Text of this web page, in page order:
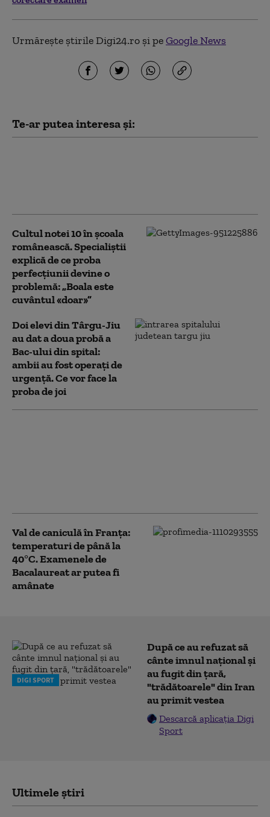
Urmărește știrile Digi24.ro și peGoogle News
Te-ar putea interesa și:
Cultul notei 10 în școala
românească. Specialiștii
explică de ce proba
perfecțiunii devine o
problemă: „Boala este
cuvântul «doar»”
Doi elevi din Târgu-Jiu
au dat a doua probă a
Bac-ului din spital:
ambii au fost operați de
urgență. Ce vor face la
proba de joi
Val de caniculă în Franţa:
temperaturi de până la
40°C. Examenele de
Bacalaureat ar putea fi
amânate
DIGI SPORT
După ce au refuzat să
cânte imnul naţional şi
au fugit din ţară,
"trădătoarele" din Iran
au primit vestea
Descarcă aplicația Digi
Sport
Ultimele știri